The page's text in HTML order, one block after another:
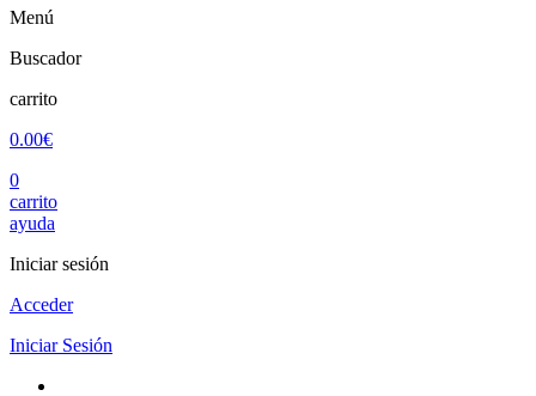
Menú
Buscador
carrito
0.00€
0
carrito
ayuda
Iniciar sesión
Acceder
Iniciar Sesión